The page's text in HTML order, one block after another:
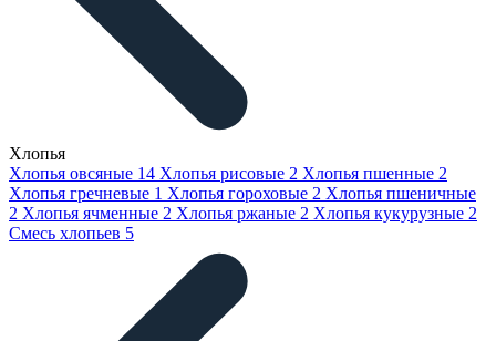
Хлопья
Хлопья овсяные 14 Хлопья рисовые 2 Хлопья пшенные 2
Хлопья гречневые 1 Хлопья гороховые 2 Хлопья пшеничные
2 Хлопья ячменные 2 Хлопья ржаные 2 Хлопья кукурузные 2
Смесь хлопьев 5